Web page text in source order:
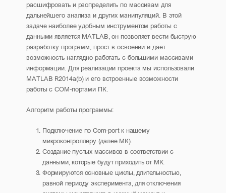
расшифровать и распределить по массивам для
дальнейшего анализа и других манипуляций. В этой
задаче наиболее удобным инструментом работы с
данными является MATLAB, он позволяет вести быструю
разработку программ, прост в освоении и дает
возможность наглядно работать с большими массивами
информации. Для реализации проекта мы использовали
MATLAB R2014a(b) и его встроенные возможности
работы с COM-портами ПК.
Алгоритм работы программы:
Подключение по Com-port к нашему
микроконтроллеру (далее МК).
Создание пустых массивов в соответствии с
данными, которые будут приходить от МК.
Формируются основные циклы, длительностью,
равной периоду эксперимента, для отключения